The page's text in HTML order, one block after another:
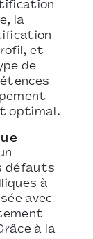
la
et
de
optimal.
défauts
à
avec
à la